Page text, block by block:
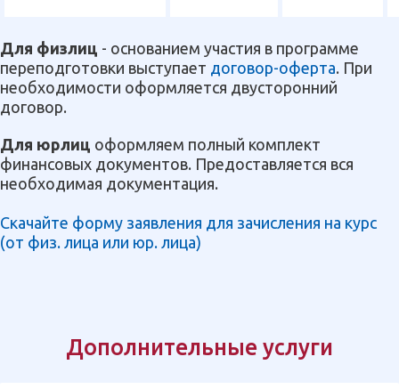
Для физлиц - основанием участия в программе
переподготовки выступает договор-оферта. При
необходимости оформляется двусторонний
договор.
Для юрлиц оформляем полный комплект
финансовых документов. Предоставляется вся
необходимая документация.
Скачайте форму заявления для зачисления на курс
(от физ. лица или юр. лица)
Дополнительные услуги